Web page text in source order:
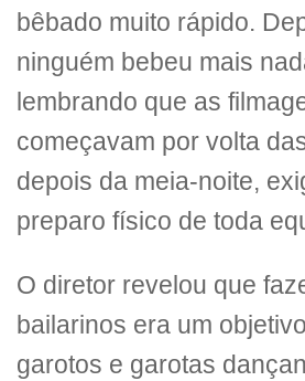
bêbado muito rápido.
ninguém bebeu mais
lembrando que as
começavam por volta
depois da meia-noite,
preparo físico de toda
O diretor revelou que
bailarinos era um
garotos e garotas